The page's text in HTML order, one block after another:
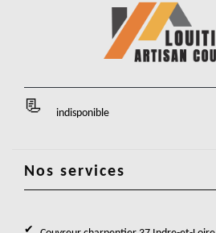
indisponible
Nos services